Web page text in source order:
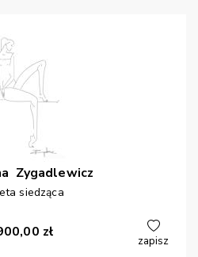
Zygadlewicz
siedząca
zł
zapisz